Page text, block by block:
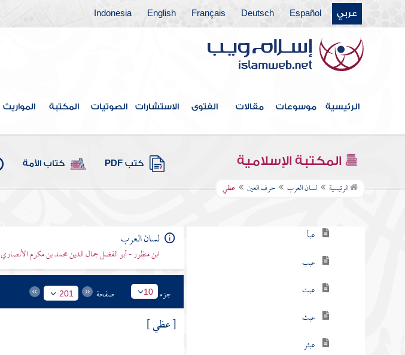
عربي Español
Deutsch
Français
English
Indonesia
الرئيسية موسوعات مقالات الفتوى الاستشارات الصوتيات المكتبة المواريث
المكتبة الإسلامية كتب PDF كتاب الأمة
الرئيسية لسان العرب حرف العين عظي
حرف السين
حرف الشين
حرف الصاد
حرف الضاد
حرف الطاء
حرف الظاء
حرف العين
عبأ
عبب
عبت
عبث
عبثر
لسان العرب
ابن منظور - أبو الفضل جمال الدين محمد بن مكرم الأنصاري
جزء 10 صفحة 201
[ عظي ]